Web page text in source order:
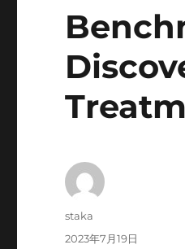
投
staka
投
2023年7月19日